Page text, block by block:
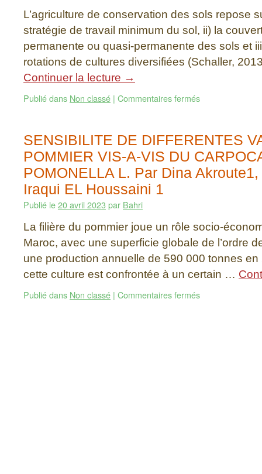
L’agriculture de conservation des sols repose
stratégie de travail minimum du sol, ii) la
permanente ou quasi-permanente des sols et
rotations de cultures diversifiées (Schaller,
Continuer la lecture →
Publié dans Non classé | Commentaires fermés
SENSIBILITE DE DIFFERENTES
POMMIER VIS-A-VIS DU
POMONELLA L. Par Dina
Iraqui EL Houssaini 1
Publié le20 avril 2023par Bahri
La filière du pommier joue un rôle socio-
Maroc, avec une superficie globale de l’ordre
une production annuelle de 590 000 tonnes
cette culture est confrontée à un certain …
Publié dans Non classé | Commentaires fermés